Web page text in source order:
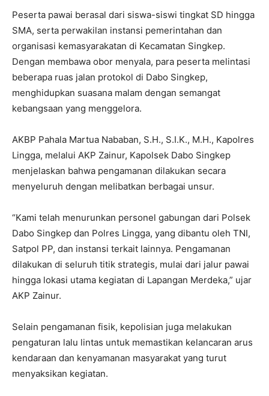
Peserta pawai berasal dari siswa-siswi tingkat SD hingga
SMA, serta perwakilan instansi pemerintahan dan
organisasi kemasyarakatan di Kecamatan Singkep.
Dengan membawa obor menyala, para peserta melintasi
beberapa ruas jalan protokol di Dabo Singkep,
menghidupkan suasana malam dengan semangat
kebangsaan yang menggelora.
AKBP Pahala Martua Nababan, S.H., S.I.K., M.H., Kapolres
Lingga, melalui AKP Zainur, Kapolsek Dabo Singkep
menjelaskan bahwa pengamanan dilakukan secara
menyeluruh dengan melibatkan berbagai unsur.
“Kami telah menurunkan personel gabungan dari Polsek
Dabo Singkep dan Polres Lingga, yang dibantu oleh TNI,
Satpol PP, dan instansi terkait lainnya. Pengamanan
dilakukan di seluruh titik strategis, mulai dari jalur pawai
hingga lokasi utama kegiatan di Lapangan Merdeka,” ujar
AKP Zainur.
Selain pengamanan fisik, kepolisian juga melakukan
pengaturan lalu lintas untuk memastikan kelancaran arus
kendaraan dan kenyamanan masyarakat yang turut
menyaksikan kegiatan.